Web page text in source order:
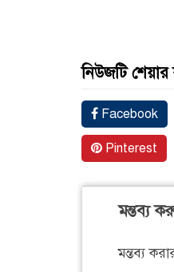
নিউজটি
Facebook
Pinterest
মন্তব্য
মন্তব্য